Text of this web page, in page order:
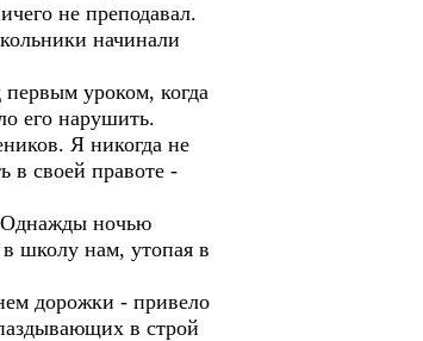
не преподавал.
начинали
уроком, когда
его нарушить.
Я никогда не
в своей правоте -
Однажды ночью
в школу нам, утопая в
дорожки - привело
в строй